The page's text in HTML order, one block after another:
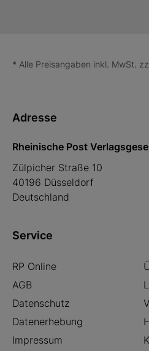
* Alle Preisangaben inkl. MwSt.
Adresse
Rheinische Post
Zülpicher Straße 10
40196 Düsseldorf
Deutschland
Service
RP Online
AGB
Datenschutz
Datenerhebung
Impressum